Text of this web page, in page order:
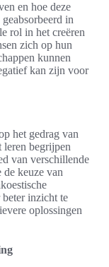
en hoe deze
in
rol in het creëren
zich op hun
kunnen
kan zijn voor
het gedrag van
begrijpen
van verschillende
de keuze van
inzicht te
oplossingen